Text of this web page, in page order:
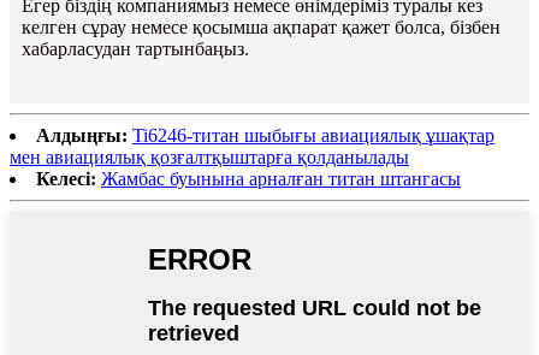
Егер біздің компаниямыз немесе өнімдеріміз туралы кез
келген сұрау немесе қосымша ақпарат қажет болса, бізбен
хабарласудан тартынбаңыз.
Алдыңғы: Ti6246-титан шыбығы авиациялық ұшақтар
мен авиациялық қозғалтқыштарға қолданылады
Келесі: Жамбас буынына арналған титан штангасы